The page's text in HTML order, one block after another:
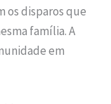
os disparos que
família. A
em